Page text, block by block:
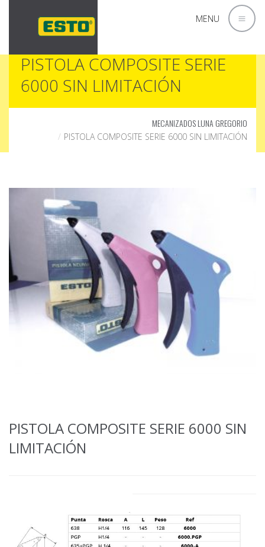
MENU
PISTOLA COMPOSITE SERIE
6000 SIN LIMITACIÓN
MECANIZADOS LUNA GREGORIO
PISTOLA COMPOSITE SERIE 6000 SIN LIMITACIÓN
PISTOLA COMPOSITE SERIE 6000 SIN
LIMITACIÓN